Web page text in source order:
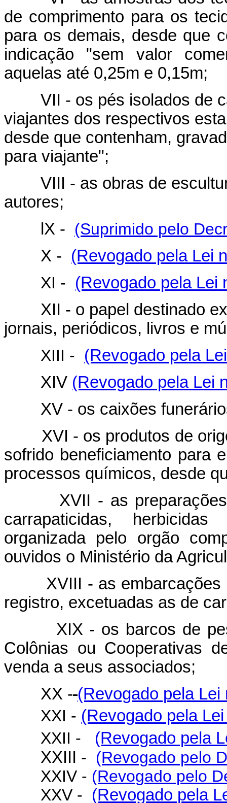
de comprimento para os
para os demais, desde que
indicação "sem valor
aquelas até 0,25m e 0,15m;
VII - os pés isolados de
viajantes dos respectivos
desde que contenham,
para viajante";
VIII - as obras de
autores;
lX - (Suprimido pelo
X - (Revogado pela Lei
XI - (Revogado pela Lei
XII - o papel destinado
jornais, periódicos, livros e
XIII - (Revogado pela
XIV (Revogado pela Lei
XV - os caixões
XVI - os produtos de
sofrido beneficiamento para
processos químicos, desde
XVII - as preparações
carrapaticidas,
organizada pelo orgão
ouvidos o Ministério da
XVIII - as embarcações
registro, excetuadas as de
XIX - os barcos de
Colônias ou Cooperativas
venda a seus associados;
XX - (Revogado pela Lei
XXI - (Revogado pela
XXII - (Revogado pela
XXIII - (Revogado pelo
XXIV - (Revogado pelo
XXV - (Revogado pela